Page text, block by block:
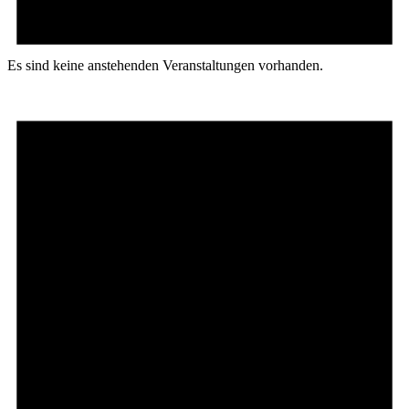
Es sind keine anstehenden Veranstaltungen vorhanden.